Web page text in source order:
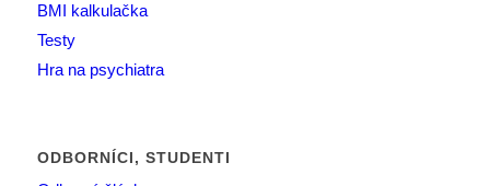
BMI kalkulačka
Testy
Hra na psychiatra
ODBORNÍCI, STUDENTI